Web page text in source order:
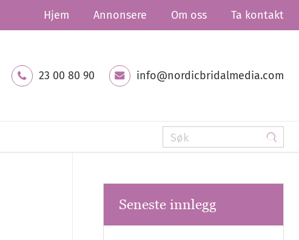
Hjem Annonsere Om oss Ta kontakt
23 00 80 90 info@nordicbridalmedia.com
Seneste innlegg